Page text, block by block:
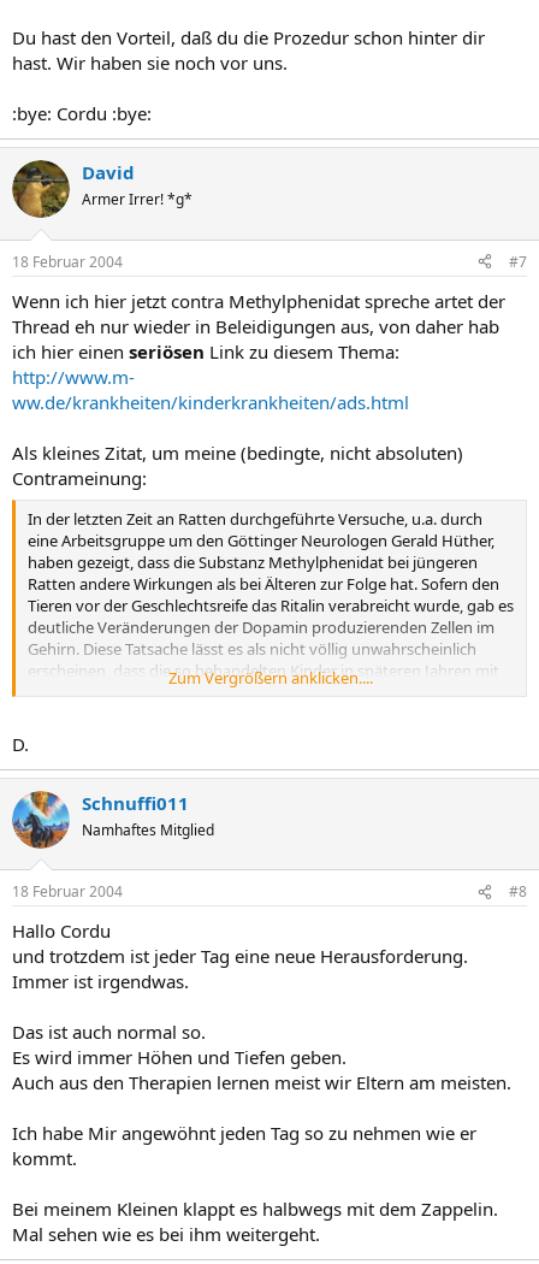
Du hast den Vorteil, daß du die Prozedur schon hinter dir
hast. Wir haben sie noch vor uns.
:bye: Cordu :bye:
David
Armer Irrer! *g*
18 Februar 2004 #7
Wenn ich hier jetzt contra Methylphenidat spreche artet der
Thread eh nur wieder in Beleidigungen aus, von daher hab
ich hier einen seriösen Link zu diesem Thema:
http://www.m-
ww.de/krankheiten/kinderkrankheiten/ads.html
Als kleines Zitat, um meine (bedingte, nicht absoluten)
Contrameinung:
In der letzten Zeit an Ratten durchgeführte Versuche, u.a. durch
eine Arbeitsgruppe um den Göttinger Neurologen Gerald Hüther,
haben gezeigt, dass die Substanz Methylphenidat bei jüngeren
Ratten andere Wirkungen als bei Älteren zur Folge hat. Sofern den
Tieren vor der Geschlechtsreife das Ritalin verabreicht wurde, gab es
deutliche Veränderungen der Dopamin produzierenden Zellen im
Gehirn. Diese Tatsache lässt es als nicht völlig unwahrscheinlich
erscheinen, dass die so behandelten Kinder in späteren Jahren mit
einer erhöhten Wahrscheinlichkeit an Parkinson erkranken
zur Zeit nicht älter als rund 20 Jahre alt sind, liegen natürlich dort
noch keinerlei Erfahrungen vor.
Zum Vergrößern anklicken....
D.
Schnuffi011
Namhaftes Mitglied
18 Februar 2004 #8
Hallo Cordu
und trotzdem ist jeder Tag eine neue Herausforderung.
Immer ist irgendwas.
Das ist auch normal so.
Es wird immer Höhen und Tiefen geben.
Auch aus den Therapien lernen meist wir Eltern am meisten.
Ich habe Mir angewöhnt jeden Tag so zu nehmen wie er
kommt.
Bei meinem Kleinen klappt es halbwegs mit dem Zappelin.
Mal sehen wie es bei ihm weitergeht.